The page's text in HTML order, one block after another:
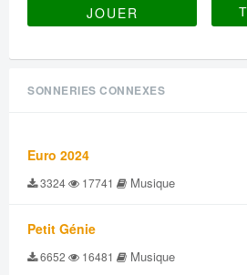
JOUER
SONNERIES CONNEXES
Euro 2024
3324 17741 Musique
Petit Génie
6652 16481 Musique